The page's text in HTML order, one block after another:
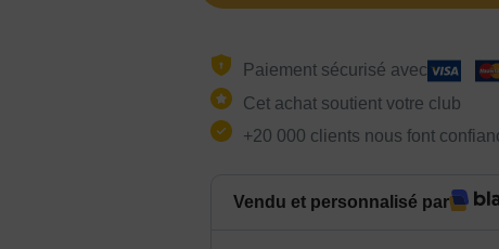
Paiement sécurisé avec
Cet achat soutient votre club
+20 000 clients nous font
Vendu et personnalisé par